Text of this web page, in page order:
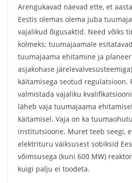
Arengukavad näevad ette, et
Eestis olemas olema juba
vajalikud õigusaktid. Need võiks
kolmeks: tuumajaamale
tuumajaama ehitamine ja
asjakohase
käitamisega seotud regulatsioon.
valmistada vajaliku
läheb vaja tuumajaama
käitamisel. Vaja on ka
institutsioone. Muret teeb seegi,
elektrituru väiksusest sobiksid
võimsusega (kuni 600 MW)
kuigi palju ei toodeta.